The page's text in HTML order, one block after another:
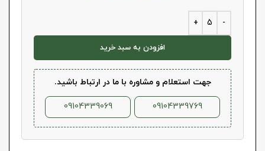
افزودن به سبد خرید
جهت استعلام و مشاوره با ما در ارتباط باشید.
09104339769
09104339069